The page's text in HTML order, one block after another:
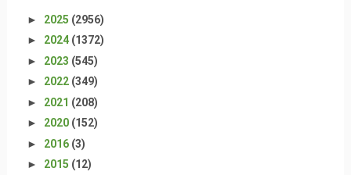
► 2025 (2956)
► 2024 (1372)
► 2023 (545)
► 2022 (349)
► 2021 (208)
► 2020 (152)
► 2016 (3)
► 2015 (12)